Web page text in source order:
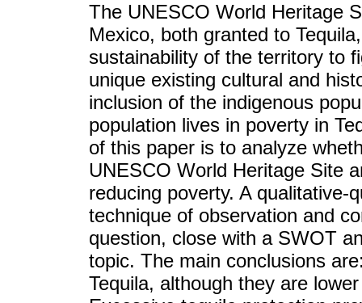
The UNESCO World Heritage
Mexico, both granted to
sustainability of the territory to
unique existing cultural and
inclusion of the indigenous
population lives in poverty in
of this paper is to analyze
UNESCO World Heritage Site
reducing poverty. A qualitative-
technique of observation and
question, close with a SWOT
topic. The main conclusions
Tequila, although they are